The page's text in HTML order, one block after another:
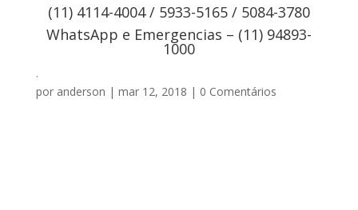
(11) 4114-4004 / 5933-5165 / 5084-3780
WhatsApp e Emergencias – (11) 94893-
1000
.
por anderson | mar 12, 2018 | 0 Comentários